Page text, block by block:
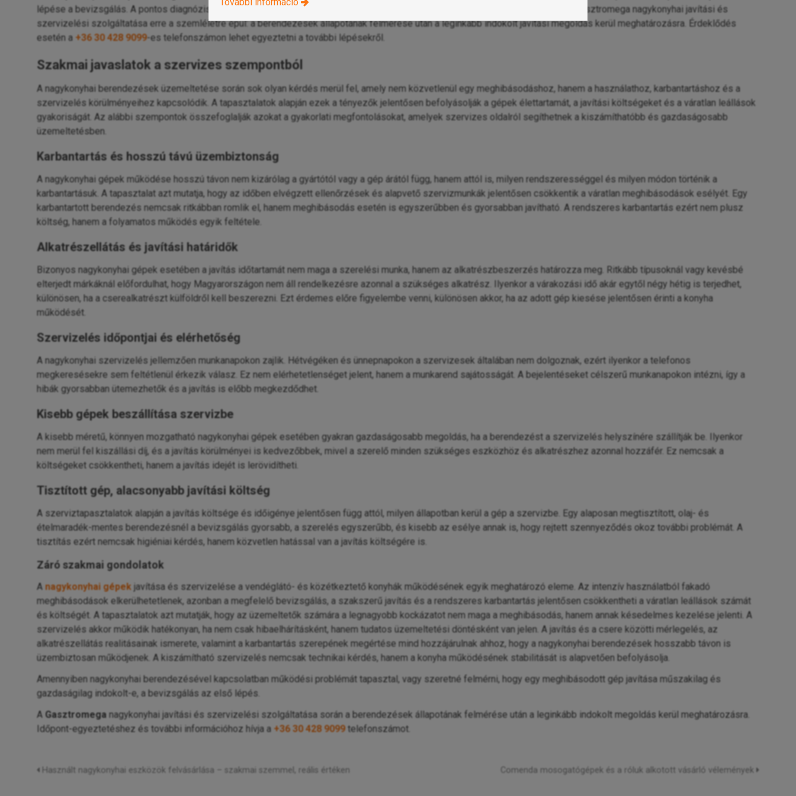
lépése a bevizsgálás. A pontos diagnózis alapján lehet meghatározni a szükséges beavatkozást és a javítás várható költségét. A Gasztromega nagykonyhai javítási és
szervizelési szolgáltatása erre a szemléletre épül: a berendezések állapotának felmérése után a leginkább indokolt javítási megoldás kerül meghatározásra. Érdeklődés
esetén a +36 30 428 9099-es telefonszámon lehet egyeztetni a további lépésekről.
Szakmai javaslatok a szervizes szempontból
A nagykonyhai berendezések üzemeltetése során sok olyan kérdés merül fel, amely nem közvetlenül egy meghibásodáshoz, hanem a használathoz, karbantartáshoz és a
szervizelés körülményeihez kapcsolódik. A tapasztalatok alapján ezek a tényezők jelentősen befolyásolják a gépek élettartamát, a javítási költségeket és a váratlan leállások
gyakoriságát. Az alábbi szempontok összefoglalják azokat a gyakorlati megfontolásokat, amelyek szervizes oldalról segíthetnek a kiszámíthatóbb és gazdaságosabb
üzemeltetésben.
Karbantartás és hosszú távú üzembiztonság
A nagykonyhai gépek működése hosszú távon nem kizárólag a gyártótól vagy a gép árától függ, hanem attól is, milyen rendszerességgel és milyen módon történik a
karbantartásuk. A tapasztalat azt mutatja, hogy az időben elvégzett ellenőrzések és alapvető szervizmunkák jelentősen csökkentik a váratlan meghibásodások esélyét. Egy
karbantartott berendezés nemcsak ritkábban romlik el, hanem meghibásodás esetén is egyszerűbben és gyorsabban javítható. A rendszeres karbantartás ezért nem plusz
költség, hanem a folyamatos működés egyik feltétele.
Alkatrészellátás és javítási határidők
Bizonyos nagykonyhai gépek esetében a javítás időtartamát nem maga a szerelési munka, hanem az alkatrészbeszerzés határozza meg. Ritkább típusoknál vagy kevésbé
elterjedt márkáknál előfordulhat, hogy Magyarországon nem áll rendelkezésre azonnal a szükséges alkatrész. Ilyenkor a várakozási idő akár egytől négy hétig is terjedhet,
különösen, ha a cserealkatrészt külföldről kell beszerezni. Ezt érdemes előre figyelembe venni, különösen akkor, ha az adott gép kiesése jelentősen érinti a konyha
működését.
Szervizelés időpontjai és elérhetőség
A nagykonyhai szervizelés jellemzően munkanapokon zajlik. Hétvégéken és ünnepnapokon a szervizesek általában nem dolgoznak, ezért ilyenkor a telefonos
megkeresésekre sem feltétlenül érkezik válasz. Ez nem elérhetetlenséget jelent, hanem a munkarend sajátosságát. A bejelentéseket célszerű munkanapokon intézni, így a
hibák gyorsabban ütemezhetők és a javítás is előbb megkezdődhet.
Kisebb gépek beszállítása szervizbe
A kisebb méretű, könnyen mozgatható nagykonyhai gépek esetében gyakran gazdaságosabb megoldás, ha a berendezést a szervizelés helyszínére szállítják be. Ilyenkor
nem merül fel kiszállási díj, és a javítás körülményei is kedvezőbbek, mivel a szerelő minden szükséges eszközhöz és alkatrészhez azonnal hozzáfér. Ez nemcsak a
költségeket csökkentheti, hanem a javítás idejét is lerövidítheti.
Tisztított gép, alacsonyabb javítási költség
A szerviztapasztalatok alapján a javítás költsége és időigénye jelentősen függ attól, milyen állapotban kerül a gép a szervizbe. Egy alaposan megtisztított, olaj- és
ételmaradék-mentes berendezésnél a bevizsgálás gyorsabb, a szerelés egyszerűbb, és kisebb az esélye annak is, hogy rejtett szennyeződés okoz további problémát. A
tisztítás ezért nemcsak higiéniai kérdés, hanem közvetlen hatással van a javítás költségére is.
Záró szakmai gondolatok
A nagykonyhai gépek javítása és szervizelése a vendéglátó- és közétkeztető konyhák működésének egyik meghatározó eleme. Az intenzív használatból fakadó
meghibásodások elkerülhetetlenek, azonban a megfelelő bevizsgálás, a szakszerű javítás és a rendszeres karbantartás jelentősen csökkentheti a váratlan leállások számát
és költségét. A tapasztalatok azt mutatják, hogy az üzemeltetők számára a legnagyobb kockázatot nem maga a meghibásodás, hanem annak késedelmes kezelése jelenti. A
szervizelés akkor működik hatékonyan, ha nem csak hibaelhárításként, hanem tudatos üzemeltetési döntésként van jelen. A javítás és a csere közötti mérlegelés, az
alkatrészellátás realitásainak ismerete, valamint a karbantartás szerepének megértése mind hozzájárulnak ahhoz, hogy a nagykonyhai berendezések hosszabb távon is
üzembiztosan működjenek. A kiszámítható szervizelés nemcsak technikai kérdés, hanem a konyha működésének stabilitását is alapvetően befolyásolja.
Amennyiben nagykonyhai berendezésével kapcsolatban működési problémát tapasztal, vagy szeretné felmérni, hogy egy meghibásodott gép javítása műszakilag és
gazdaságilag indokolt-e, a bevizsgálás az első lépés.
A Gasztromega nagykonyhai javítási és szervizelési szolgáltatása során a berendezések állapotának felmérése után a leginkább indokolt megoldás kerül meghatározásra.
Időpont-egyeztetéshez és további információhoz hívja a +36 30 428 9099telefonszámot.
Használt nagykonyhai eszközök felvásárlása – szakmai szemmel, reális értéken Comenda mosogatógépek és a róluk alkotott vásárló vélemények